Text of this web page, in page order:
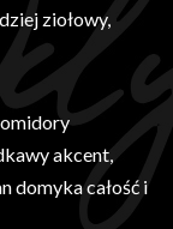
ziołowy,
akcent,
domyka całość i